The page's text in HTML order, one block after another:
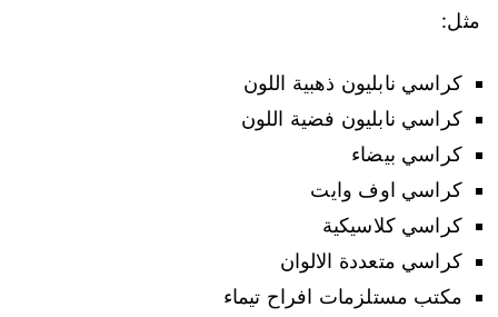
مثل:
كراسي نابليون ذهبية اللون
كراسي نابليون فضية اللون
كراسي بيضاء
كراسي اوف وايت
كراسي كلاسيكية
كراسي متعددة الالوان
مكتب مستلزمات افراح تيماء